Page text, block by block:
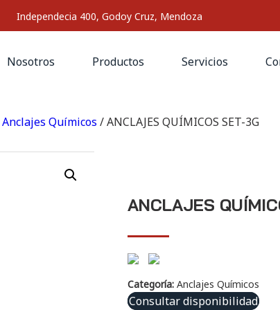
Independecia 400, Godoy Cruz, Mendoza
Nosotros Productos Servicios
Anclajes Químicos / ANCLAJES QUÍMICOS SET-3G
ANCLAJES
Categoría: Anclajes Químicos
Consultar disponibilidad